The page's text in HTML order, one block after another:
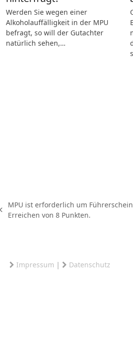
Werden Sie wegen einer
Alkoholauffälligkeit in der MPU
befragt, so will der Gutachter
natürlich sehen,…
vorheriger
MPU ist erforderlich um
Erreichen von 8 Punkten.
Impressum | Datenschutz